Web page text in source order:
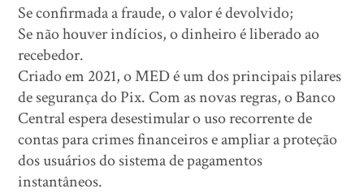
Se confirmada a fraude, o valor é devolvido;
Se não houver indícios, o dinheiro é liberado ao
recebedor.
Criado em 2021, o MED é um dos principais pilares
de segurança do Pix. Com as novas regras, o Banco
Central espera desestimular o uso recorrente de
contas para crimes financeiros e ampliar a proteção
dos usuários do sistema de pagamentos
instantâneos.